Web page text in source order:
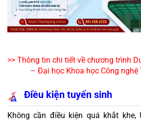
>> Thông tin chi tiết về chương trình
– Đại học Khoa học Công nghệ
Điều kiện tuyển sinh
Không cần điều kiện quá khắt khe,